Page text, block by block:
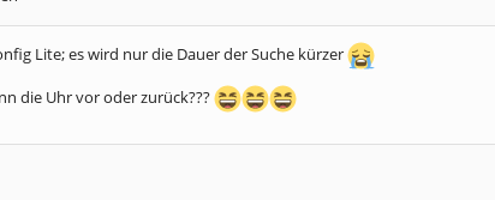
Lite; es wird nur die Dauer der Suche kürzer
die Uhr vor oder zurück???